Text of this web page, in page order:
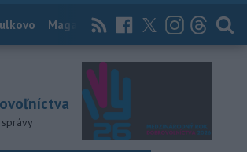
Magazín News Now Archív